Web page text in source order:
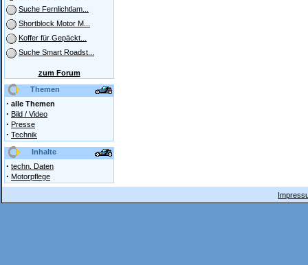
Suche Fernlichtlam...
Shortblock Motor M...
Koffer für Gepäckt...
Suche Smart Roadst...
zum Forum
Themen
· alle Themen
· Bild / Video
· Presse
· Technik
Inhalte
· techn. Daten
· Motorpflege